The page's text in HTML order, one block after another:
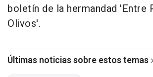
boletín de la hermandad 'Entre
Olivos'.
Últimas noticias sobre estos temas